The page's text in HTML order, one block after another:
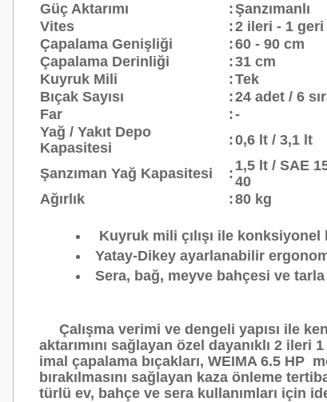
Güç Aktarımı
:Şanzımanlı
Vites
:2 ileri - 1 geri
Çapalama Genişliği
:60 - 90 cm
Çapalama Derinliği
:31 cm
Kuyruk Mili
:Tek
Bıçak Sayısı
:24 adet / 6
Far
:-
Yağ / Yakıt Depo
Kapasitesi
:0,6 lt / 3,1 lt
Şanzıman Yağ Kapasitesi : 1,5 lt / SAE
40
Ağırlık
:80 kg
Kuyruk mili çılışı ile konksiyonel
Yatay-Dikey ayarlanabilir
Sera, bağ, meyve bahçesi ve
Çalışma verimi ve dengeli yapısı ile
aktarımını sağlayan özel dayanıklı 2
imal çapalama bıçakları, WEIMA 6.5 HP
bırakılmasını sağlayan kaza önleme
türlü ev, bahçe ve sera kullanımları için